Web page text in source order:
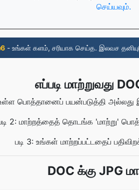
செய்யவும்.
- உங்கள் களம், சரியாக செய்த. இலவச
எப்படி மாற்றுவது
பொத்தானைப் பயன்படுத்தி அல்லது
2: மாற்றத்தைத் தொடங்க 'மாற்று'
படி 3: உங்கள் மாற்றப்பட்டதைப்
DOC க்கு JPG